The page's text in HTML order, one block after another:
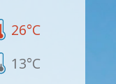
26°C
13°C